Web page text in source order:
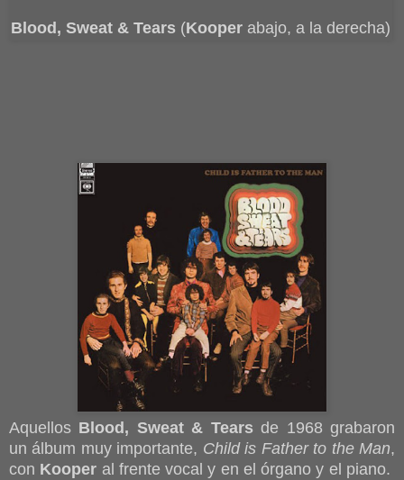
Blood, Sweat & Tears (Kooper abajo, a la derecha)
Aquellos Blood, Sweat & Tears de 1968 grabaron
un álbum muy importante, Child is Father to the Man,
con Kooper al frente vocal y en el órgano y el piano.